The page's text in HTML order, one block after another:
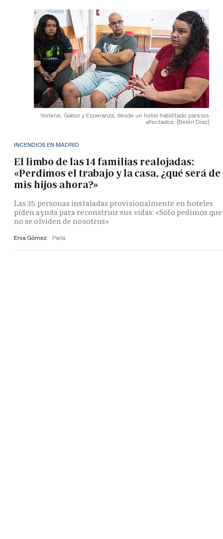
Yorlene, Gabor y Esperanza, desde un hotel habilitado para los
afectados. (Belén Díaz)
INCENDIOS EN MADRID
El limbo de las 14 familias realojadas:
«Perdimos el trabajo y la casa, ¿qué será de
mis hijos ahora?»
Las 35 personas instaladas provisionalmente en hoteles
piden ayuda para reconstruir sus vidas: «Sólo pedimos que
no se olviden de nosotros»
Enia Gómez Parla